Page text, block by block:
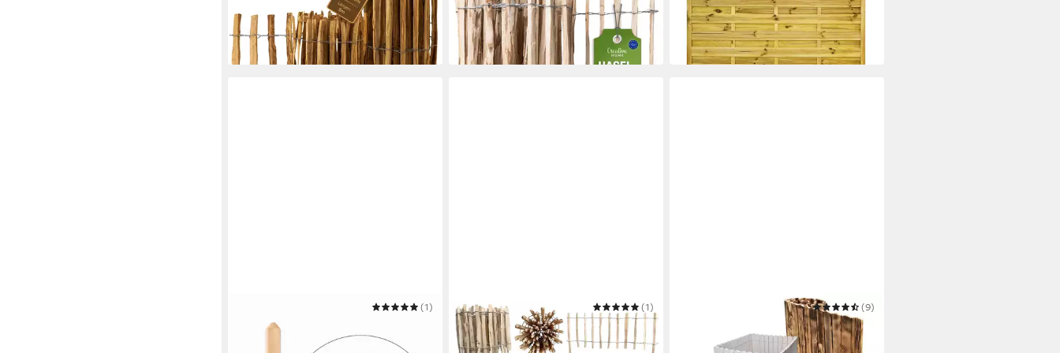
(8,80 €/ 1 m)
-27%
in 2-3 Werktagen bei dir
(4,00 €/ 1 qm)
in 2-3 Werktagen bei dir
-20%
lieferbar in 5 Wochen
Holzzaun Zaunlatten-Paket
"Mallorca" (Halbpalisade) 6 cm 80
(1)
FLORANICA
Staketenzaun Staketenzaun mit
Pfosten Stekzaun Holzzaun
(1)
Holzzaun Flexibler Gartenzaun,
Beeteinfassung Holz
(9)